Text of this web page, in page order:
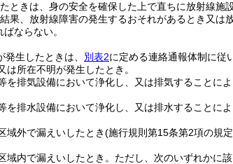
ときは、身の安全を確保した上で直ちに放射線施
果、放射線障害の発生するおそれがあるとき又
ならない。
発生したときは、 別表2に定める連絡通報体制に従
所在不明が発生したとき。
を排気設備において浄化し、又は排気することに
を排水設備において浄化し、又は排水することに
域外で漏えいしたとき(施行規則第15条第2項の規
内で漏えいしたとき。 ただし、次のいずれかに